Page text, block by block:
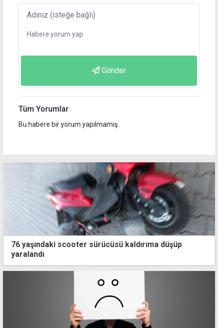
Gönder
Tüm Yorumlar
Bu habere bir yorum yapılmamış.
76 yaşındaki scooter sürücüsü kaldırıma düşüp
yaralandı